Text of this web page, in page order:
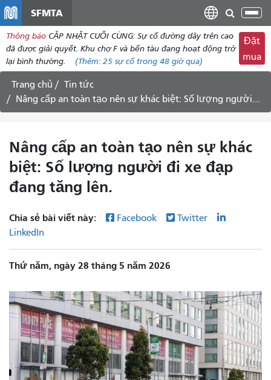
dung
SFMTA
đổi
Thông báo CẬP NHẬT CUỐI CÙNG: Sự cố đường dây trên cao
đã được giải quyết. Khu chợ F và bến tàu đang hoạt động trở
lại bình thường.
(Thêm: 25 sự cốtrong 48 giờ qua)
Đặt
mua
Trang chủ
Tin tức
Nâng cấp an toàn tạo nên sự khác biệt: Số lượng người đi xe đạp đang tăng lên.
Nâng cấp an toàn tạo nên sự khác
biệt: Số lượng người đi xe đạp
đang tăng lên.
Chia sẻ bài viết này: Facebook
Twitter
LinkedIn
Thứ năm, ngày 28 tháng 5 năm 2026